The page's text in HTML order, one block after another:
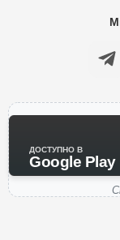
ДОСТУПНО В
Google Play